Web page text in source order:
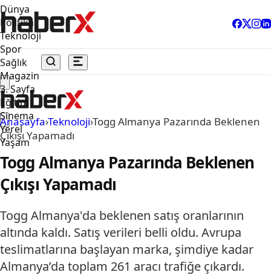
Dünya
Politika
Teknoloji
Spor
Sağlık
Magazin
3. Sayfa
Eğitim
Sinema
Yerel
Yaşam
Anasayfa›Teknoloji›Togg Almanya Pazarında Beklenen
Çıkışı Yapamadı
Togg Almanya Pazarında Beklenen
Çıkışı Yapamadı
Togg Almanya'da beklenen satış oranlarının
altında kaldı. Satış verileri belli oldu. Avrupa
teslimatlarına başlayan marka, şimdiye kadar
Almanya’da toplam 261 aracı trafiğe çıkardı.